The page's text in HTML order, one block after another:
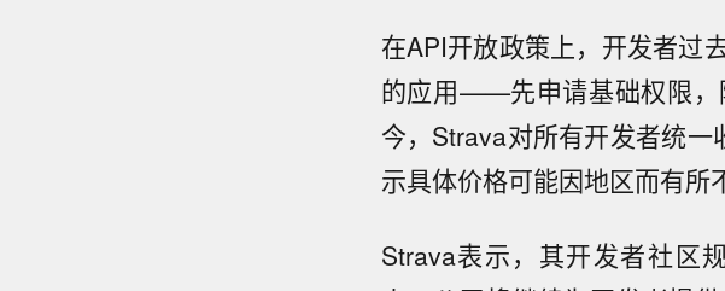
在API开放政策上，开发者过
的应用——先申请基础权限，
今，Strava对所有开发者统
示具体价格可能因地区而有所
Strava表示，其开发者社区